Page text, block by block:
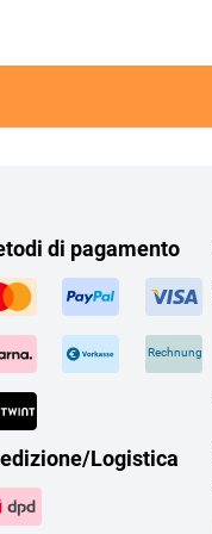
di pagamento
Rechnung
Logistica